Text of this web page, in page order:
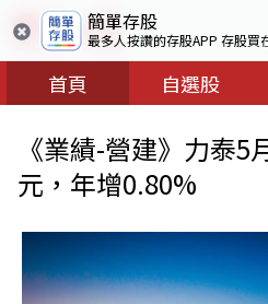
簡單存股
最多人按讚的存股APP 存股買
首頁 自選股
《業績-營建》力泰5
元，年增0.80%